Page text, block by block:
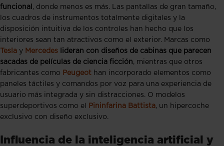
funcional , donde menos es más. Las pantallas de gran tamaño,
los cuadros de instrumentos totalmente digitales y la
disposición intuitiva de los controles han hecho que los
interiores sean tan atractivos como el exterior. Marcas como
Tesla y Mercedes
lideran con diseños de cabinas que parecen
sacadas de películas de ciencia ficción, mientras que otros
fabricantes como Peugeot han incorporado elementos como
paneles táctiles y comandos por voz para una experiencia de
usuario más integrada y sin distracciones. O modelos
superdeportivos como el
Pininfarina Battista, un hipercoche
exclusivo con diseño exclusivo.
Influencia de la inteligencia artificial y